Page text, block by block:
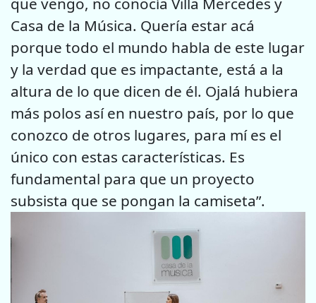
Casa de la Música. Quería estar acá
porque todo el mundo habla de este lugar
y la verdad que es impactante, está a la
altura de lo que dicen de él. Ojalá hubiera
más polos así en nuestro país, por lo que
conozco de otros lugares, para mí es el
único con estas características. Es
fundamental para que un proyecto
subsista que se pongan la camiseta”.